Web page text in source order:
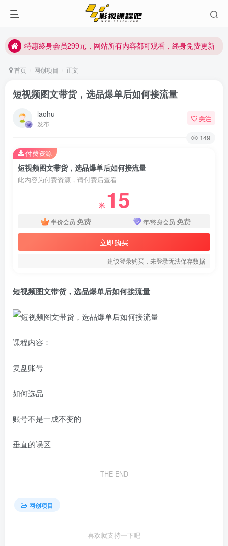
特惠终身会员299元，网站所有内容都可观看，终身免费更新
特惠终身会员299元，网站所有内容都可观看，终身免费更新
首页 网创项目 正文
短视频图文带货，选品爆单后如何接流量
laohu
发布
关注
149
短视频图文带货，选品爆单后如何接流量
此内容为付费资源，请付费后查看
米 15
半价会员 免费 年/终身会员 免费
立即购买
建议登录购买，未登录无法保存数据
付费资源
短视频图文带货，选品爆单后如何接流量
课程内容：
复盘账号
如何选品
账号不是一成不变的
垂直的误区
THE END
网创项目
喜欢就支持一下吧